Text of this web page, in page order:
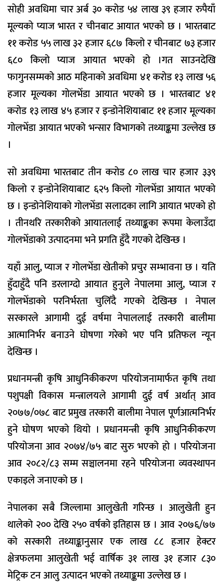
सोही अवधिमा चार अर्ब ३० करोड ५४ लाख ३९ हजार रुपैयाँ
मूल्यको प्याज भारत र चीनबाट आयात भएको छ । भारतबाट
११ करोड ५५ लाख ३२ हजार ६८७ किलो र चीनबाट ७३ हजार
६८० किलो प्याज आयात भएको हो ।गत साउनदेखि
फागुनसम्मको आठ महिनाको अवधिमा ४१ करोड १३ लाख ५६
हजार मूल्यका गोलभेँडा आयात भएको छ । भारतबाट ४१
करोड १३ लाख ४५ हजार र इन्डोनेशियाबाट ११ हजार मूल्यका
गोलभेँडा आयात भएको भन्सार विभागको तथ्याङ्कमा उल्लेख छ
।
सो अवधिमा भारतबाट तीन करोड ८० लाख चार हजार ३३९
किलो र इन्डोनेशियाबाट ६२५ किलो गोलभेँडा आयात भएको
छ । इन्डोनेशियाको गोलभेँडा सलादका लागि आयात भएको हो
। तीनथरि तरकारीको आयातलाई तथ्याङ्कका रूपमा केलाउँदा
गोलभेँडाको उत्पादनमा भने प्रगति हुँदै गएको देखिन्छ ।
यहाँ आलु, प्याज र गोलभेँडा खेतीको प्रचुर सम्भावना छ । यति
हुँदाहुँदै पनि डरलाग्दो आयात हुनुले नेपालमा आलु, प्याज र
गोलभेँडाको परनिर्भरता चुलिँदै गएको देखिन्छ । नेपाल
सरकारले आगामी दुई वर्षमा नेपाललाई तरकारी बालीमा
आत्मानिर्भर बनाउने घोषणा गरेको भए पनि प्रतिफल न्यून
देखिन्छ ।
प्रधानमन्त्री कृषि आधुनिकीकरण परियोजनामार्फत कृषि तथा
पशुपक्षी विकास मन्त्रालयले आगामी दुई वर्ष अर्थात् आव
२०७७/०७८ बाट प्रमुख तरकारी बालीमा नेपाल पूर्णआत्मनिर्भर
हुने घोषण भएको थियो । प्रधानमन्त्री कृषि आधुनिकीकरण
परियोजना आव २०७४/७५ बाट सुरु भएको हो । परियोजना
आव २०८२/८३ सम्म सञ्चालनमा रहने परियोजना व्यवस्थापन
एकाइले जनाएको छ ।
नेपालका सबै जिल्लामा आलुखेती गरिन्छ । आलुखेती हुन
थालेको २०० देखि २५० वर्षको इतिहास छ । आव २०७६/७७
को सरकारी तथ्याङ्कानुसार एक लाख ८८ हजार हेक्टर
क्षेत्रफलमा आलुखेती भई वार्षिक ३१ लाख ३१ हजार ८३०
मेट्रिक टन आलु उत्पादन भएको तथ्याङ्कमा उल्लेख छ ।